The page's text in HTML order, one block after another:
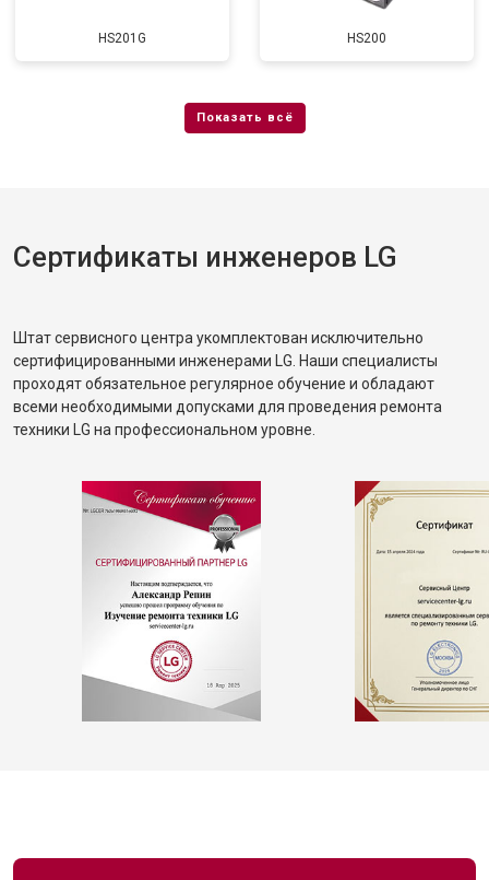
HS201G HS200
Сертификаты инженеров LG
Штат сервисного центра укомплектован исключительно
сертифицированными инженерами LG. Наши специалисты
проходят обязательное регулярное обучение и обладают
всеми необходимыми допусками для проведения ремонта
техники LG на профессиональном уровне.